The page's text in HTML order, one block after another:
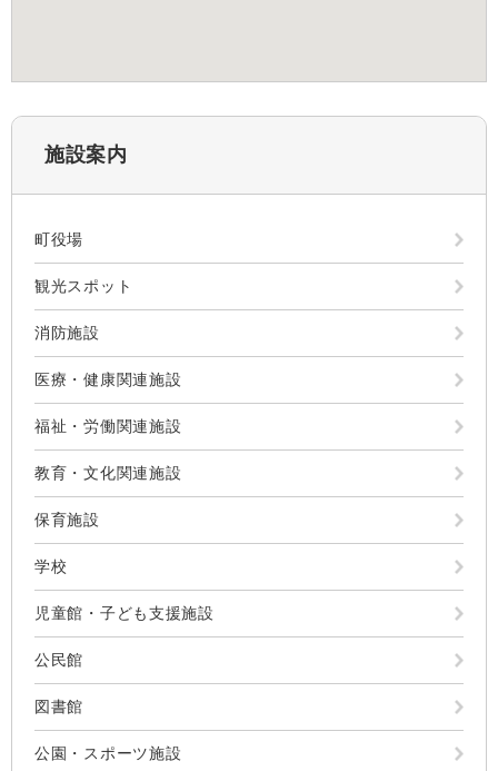
施設案内
町役場
観光スポット
消防施設
医療・健康関連施設
福祉・労働関連施設
教育・文化関連施設
保育施設
学校
児童館・子ども支援施設
公民館
図書館
公園・スポーツ施設